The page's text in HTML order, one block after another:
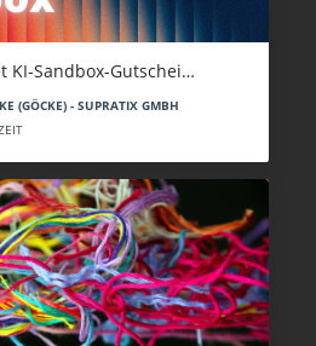
KI-Sandbox-Gutschei…
(GÖCKE) - SUPRATIX GMBH